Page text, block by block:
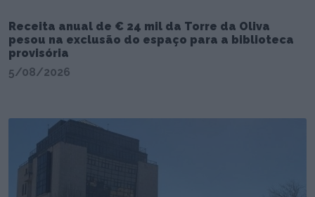
Receita anual de € 24 mil da Torre da Oliva
pesou na exclusão do espaço para a biblioteca
provisória
5/08/2026